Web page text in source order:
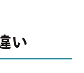
い